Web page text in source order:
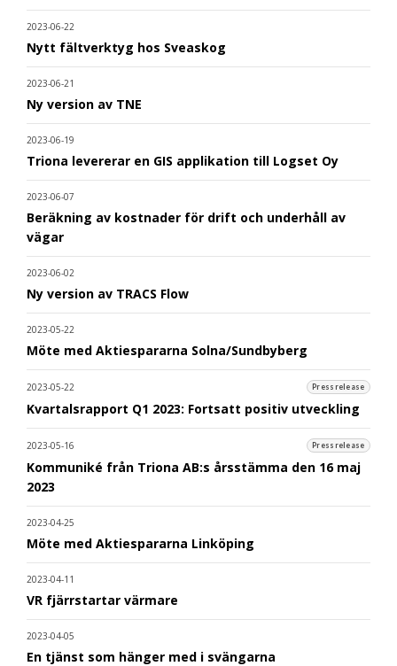
2023-06-22
Nytt fältverktyg hos Sveaskog
2023-06-21
Ny version av TNE
2023-06-19
Triona levererar en GIS applikation till Logset Oy
2023-06-07
Beräkning av kostnader för drift och underhåll av
vägar
2023-06-02
Ny version av TRACS Flow
2023-05-22
Möte med Aktiespararna Solna/Sundbyberg
2023-05-22 Pressrelease
Kvartalsrapport Q1 2023: Fortsatt positiv utveckling
2023-05-16 Pressrelease
Kommuniké från Triona AB:s årsstämma den 16 maj
2023
2023-04-25
Möte med Aktiespararna Linköping
2023-04-11
VR fjärrstartar värmare
2023-04-05
En tjänst som hänger med i svängarna